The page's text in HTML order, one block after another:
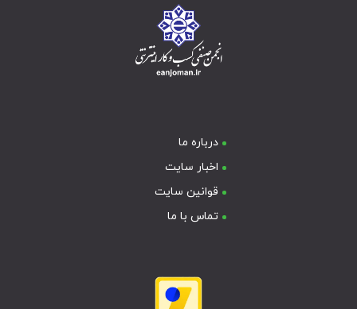
درباره ما
اخبار سایت
قوانین سایت
تماس با ما